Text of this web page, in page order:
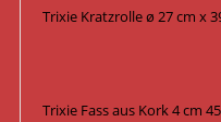
Trixie Kratzrolle ø 27 cm x
Trixie Fass aus Kork 4 cm